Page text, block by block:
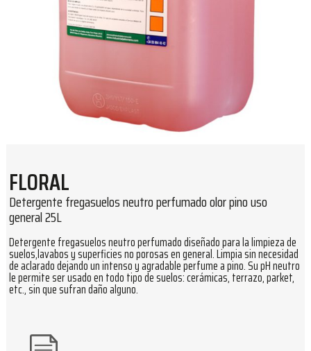
FLORAL
Detergente fregasuelos neutro perfumado olor pino uso
general 25L
Detergente fregasuelos neutro perfumado diseñado para la limpieza de
suelos,lavabos y superficies no porosas en general. Limpia sin necesidad
de aclarado dejando un intenso y agradable perfume a pino. Su pH neutro
le permite ser usado en todo tipo de suelos: cerámicas, terrazo, parket,
etc., sin que sufran daño alguno.